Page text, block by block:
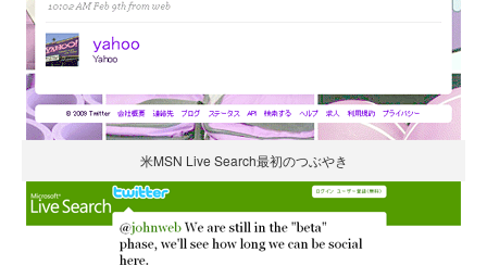
米MSN Live Search最初のつぶやき